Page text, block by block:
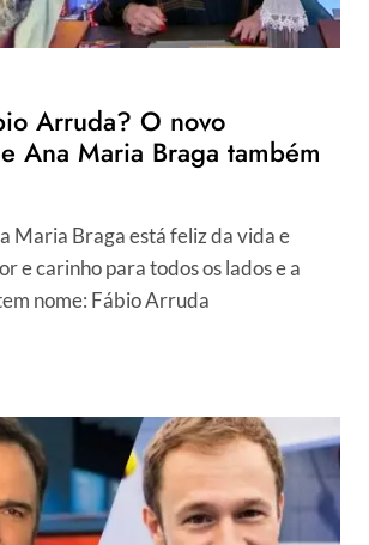
Arruda? O novo
Ana Maria Braga também
Maria Braga está feliz da vida e
e carinho para todos os lados e a
nome: Fábio Arruda